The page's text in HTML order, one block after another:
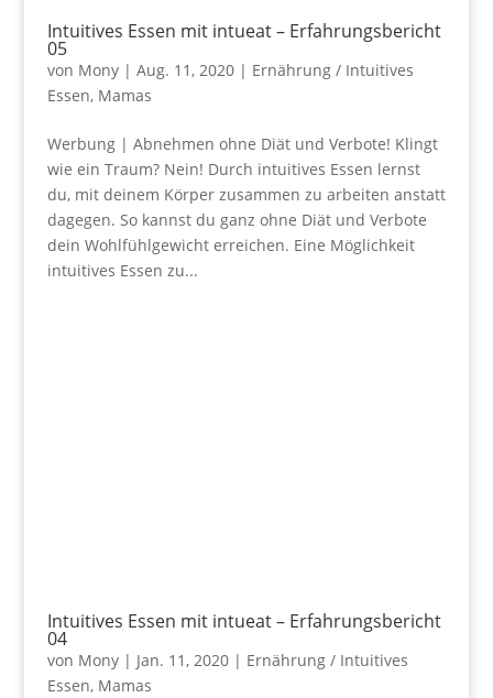
Intuitives Essen mit intueat – Erfahrungsbericht
05
von Mony| Aug. 11, 2020| Ernährung / Intuitives
Essen, Mamas
Werbung | Abnehmen ohne Diät und Verbote! Klingt
wie ein Traum? Nein! Durch intuitives Essen lernst
du, mit deinem Körper zusammen zu arbeiten anstatt
dagegen. So kannst du ganz ohne Diät und Verbote
dein Wohlfühlgewicht erreichen. Eine Möglichkeit
intuitives Essen zu...
Intuitives Essen mit intueat – Erfahrungsbericht
04
von Mony| Jan. 11, 2020| Ernährung / Intuitives
Essen, Mamas